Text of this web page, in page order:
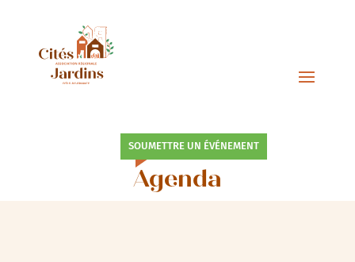
SOUMETTRE UN ÉVÉNEMENT
Agenda